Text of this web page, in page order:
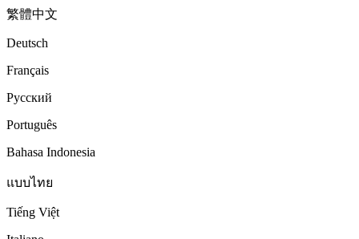
繁體中文
Deutsch
Français
Русский
Português
Bahasa Indonesia
แบบไทย
Tiếng Việt